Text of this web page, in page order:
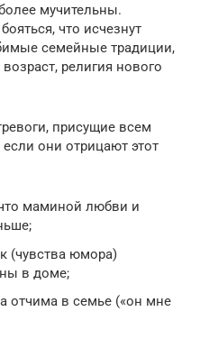
мучительны.
что исчезнут
семейные традиции,
религия нового
присущие всем
они отрицают этот
маминой любви и
(чувства юмора)
в доме;
отчима в семье («он мне